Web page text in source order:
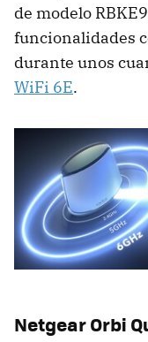
de modelo
funcionalidades
durante unos
WiFi 6E.
Netgear Orbi